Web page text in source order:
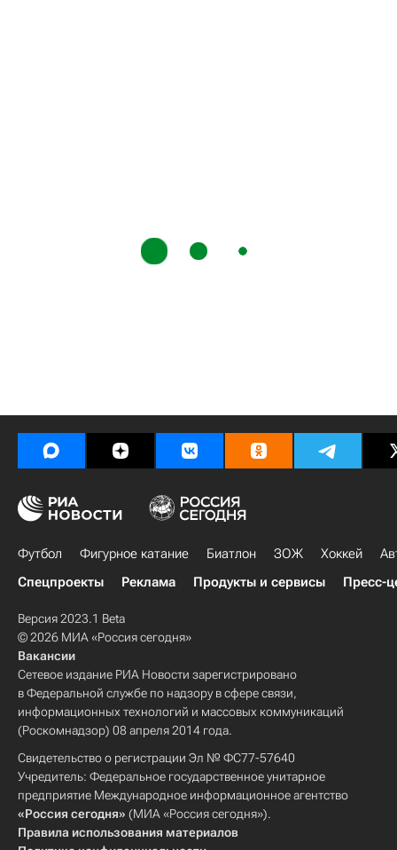
Футбол Фигурное катание Биатлон ЗОЖ Хоккей
Спецпроекты
Реклама Продукты и сервисы Пресс-
Версия 2023.1 Beta
© 2026 МИА «Россия сегодня»
Вакансии
Сетевое издание РИА Новости зарегистрировано
в Федеральной службе по надзору в сфере связи,
информационных технологий и массовых коммуникаций
(Роскомнадзор) 08 апреля 2014 года.
Свидетельство о регистрации Эл № ФС77-57640
Учредитель: Федеральное государственное унитарное
предприятие Международное информационное агентство
«Россия сегодня» (МИА «Россия сегодня»).
Правила использования материалов